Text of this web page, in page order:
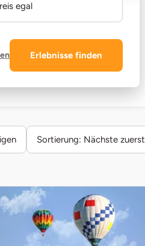
egal
Erlebnisse finden
Sortierung: Nächste zuerst